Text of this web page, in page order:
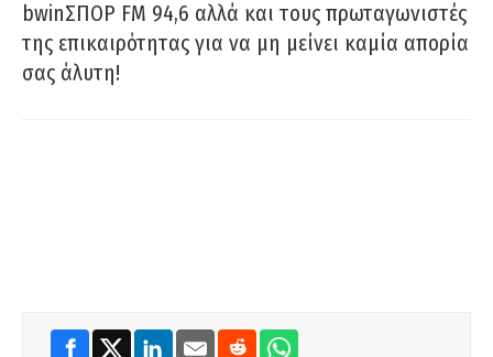
bwinΣΠΟΡ FM 94,6 αλλά και τους πρωταγωνιστές
της επικαιρότητας για να μη μείνει καμία απορία
σας άλυτη!